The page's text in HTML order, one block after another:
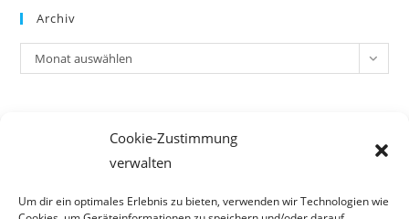
Cookie-Zustimmung
verwalten
Um dir ein optimales Erlebnis zu bieten, verwenden wir Technologien wie
Archiv
Archiv
Monat auswählen
Kommentar-Feed